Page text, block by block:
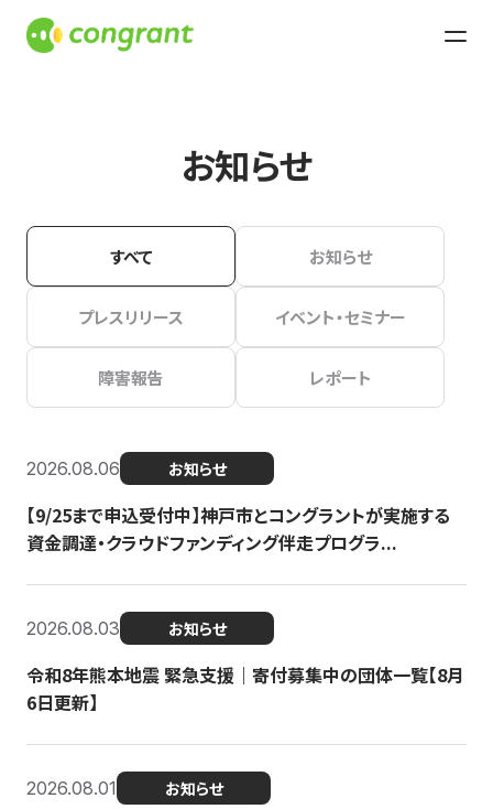
お知らせ
すべて お知らせ
プレスリリース イベント・セミナー
障害報告 レポート
2026.08.06 お知らせ
【9/25まで申込受付中】神戸市とコングラントが実施する
資金調達・クラウドファンディング伴走プログラ...
2026.08.03 お知らせ
令和8年熊本地震 緊急支援｜寄付募集中の団体一覧【8月
6日更新】
2026.08.01 お知らせ